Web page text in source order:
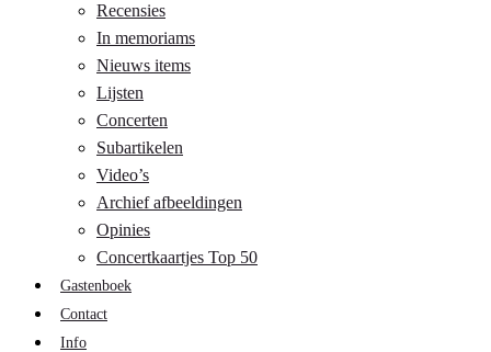
Recensies
In memoriams
Nieuws items
Lijsten
Concerten
Subartikelen
Video’s
Archief afbeeldingen
Opinies
Concertkaartjes Top 50
Gastenboek
Contact
Info